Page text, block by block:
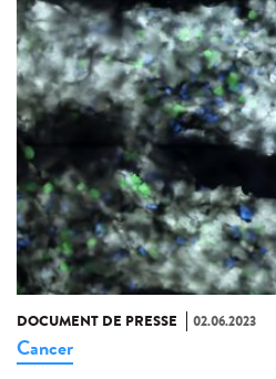
DOCUMENT DE PRESSE 02.06.2023
Cancer